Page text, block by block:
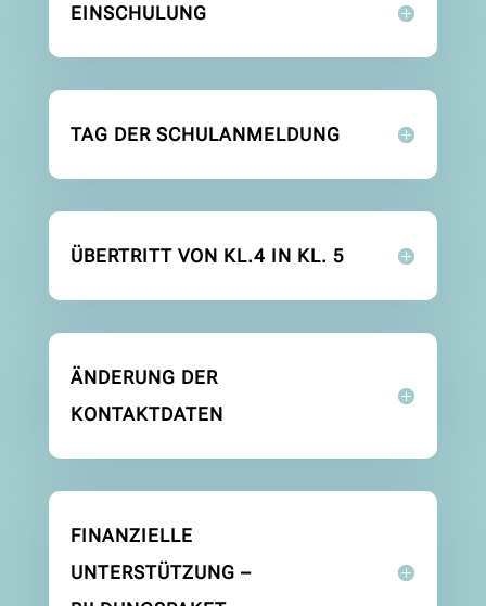
EINSCHULUNG
TAG DER SCHULANMELDUNG
ÜBERTRITT VON KL.4 IN KL. 5
ÄNDERUNG DER
KONTAKTDATEN
FINANZIELLE
UNTERSTÜTZUNG –